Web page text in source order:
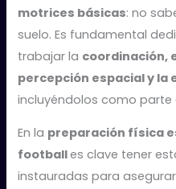
motrices básicas: no
suelo. Es fundamental
trabajar la coordinación,
percepción espacial y la
incluyéndolos como
En la preparación física
footballes clave tener
instauradas para